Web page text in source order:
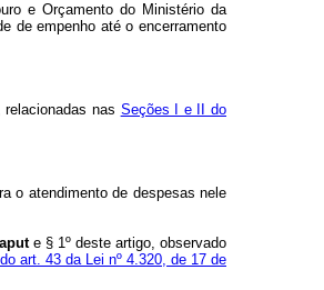
e Orçamento do Ministério da
de empenho até o encerramento
nas Seções I e II do
o atendimento de despesas nele
e § 1º deste artigo, observado
art. 43 da Lei nº 4.320, de 17 de